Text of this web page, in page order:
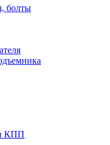
болты
КПП